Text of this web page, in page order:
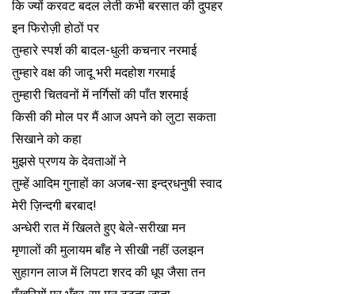
कि ज्यों करवट बदल लेती कभी बरसात की दुपहर
इन फिरोज़ी होठों पर
तुम्हारे स्पर्श की बादल-धुली कचनार नरमाई
तुम्हारे वक्ष की जादू भरी मदहोश गरमाई
तुम्हारी चितवनों में नर्गिसों की पाँत शरमाई
किसी की मोल पर मैं आज अपने को लुटा सकता
सिखाने को कहा
मुझसे प्रणय के देवताओं ने
तुम्हें आदिम गुनाहों का अजब-सा इन्द्रधनुषी स्वाद
मेरी ज़िन्दगी बरबाद!
अन्धेरी रात में खिलते हुए बेले-सरीखा मन
मृणालों की मुलायम बाँह ने सीखी नहीं उलझन
सुहागन लाज में लिपटा शरद की धूप जैसा तन